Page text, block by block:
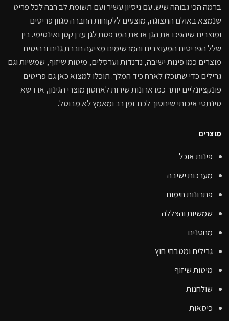
ברמה הכי גבוהה שיש. עם ניסיון עשיר ועם תשומת לב רבה לכל פריט
שנמצא באולם התצוגה, מוצעים ללקוחות החברה מגוון פריטים
ומוצרים שיהפכו את הגן או את המרפסת לגן עדן קטן ואינטימי. בין
שלל הפריטים המעוצבים והמרשימים מציעה חברת גנים ורהיטים
מוצרים כמו פינות ישיבה, נדנדות וערסלים, מיטות שיזוף, שמשיות וגם
גרילים כדי שתוכלו לארח כיד המלך. תוכלו למצוא כאן גם פריטים
פונקציונליים יותר כמו ארונות שירות לאחסון מוצרי הגינון, או דשא
סינתטי איכותי שיחסוך לכם זמן רב ומאמץ לא מבוטל.
מוצרים
פינות אוכל
מערכות ישיבה
פתרונות חימום
שמשיות והצללה
מחסנים
גרילים ומטבחי חוץ
מיטות שיזוף
שולחנות
כיסאות